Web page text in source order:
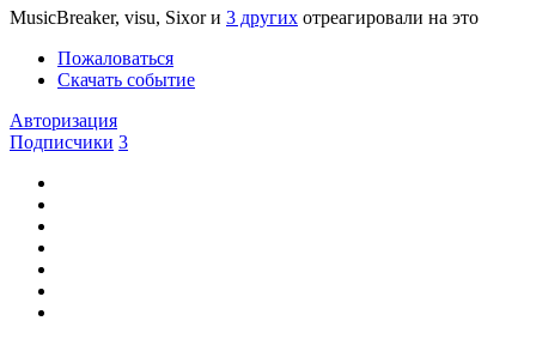
MusicBreaker, visu, Sixor и 3 других отреагировали на это
Пожаловаться
Скачать событие
Авторизация
Подписчики 3